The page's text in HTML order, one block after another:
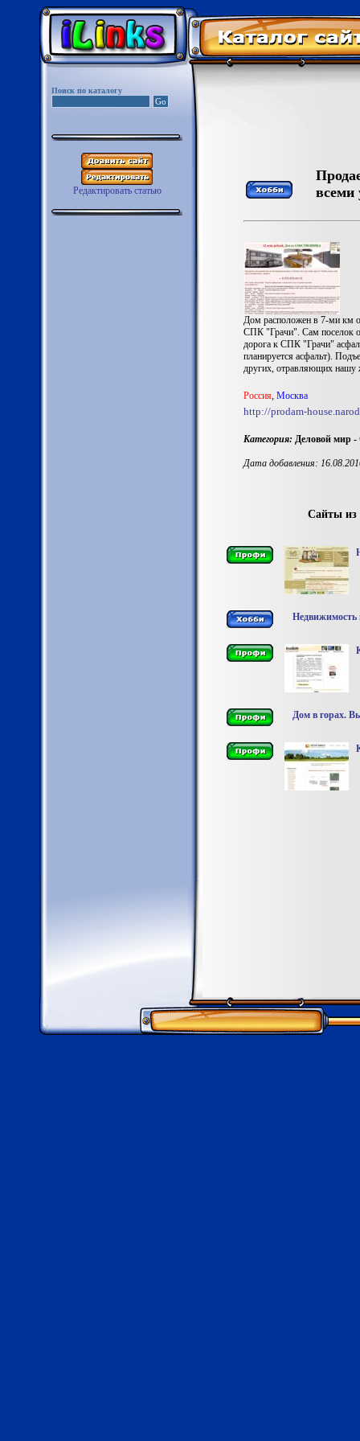
Поиск по каталогу
Редактировать статью
всеми
Дом расположен в 7-ми км
СПК "Грачи". Сам поселок
дорога к СПК "Грачи"
планируется асфальт).
других, отравляющих нашу
Роccия, Москва
http://prodam-
Категория: Деловой мир -
Дата добавления:
Сайты из
Недвижимость
Дом в горах.